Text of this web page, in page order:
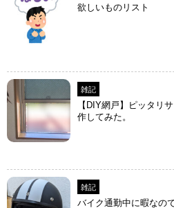
欲しいものリスト
雑記
【DIY網戸】ピッタリ
作してみた。
雑記
バイク通勤中に暇なの